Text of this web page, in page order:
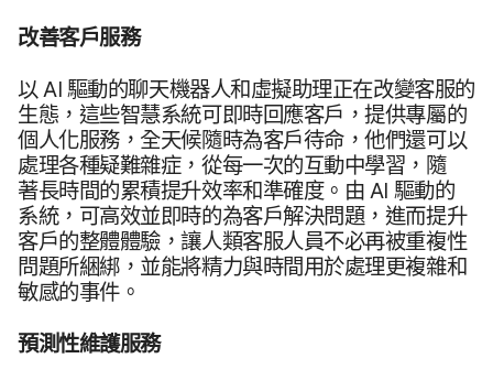
改善​客戶​服務
以 AI 驅動​的​聊天​機器​人​和​虛擬助理正在​改變​客服​的​
生態，​這些​智慧​系統​可​即​時​回​應​客戶，​提供​專屬​的​
個人化​服務，​全​天​候隨時​為​客戶​待命，​他們​還​可以​
處理​各​種​疑難​雜症，​從​每​一​次​的​互動​中​學習，​隨​
著長​時間​的​累積​提升​效率​和​準確度。​由 AI 驅動​的​
系統，​可​高效​並​即時​的​為客戶​解決​問題，​進而​提升​
客戶​的​整體​體驗，​讓​人​類​客服​人員​不​必​再​被​重複性​
問題​所​綑綁，​並​能​將​精力​與​時間​用於​處理​更​複雜​和​
敏感​的​事件。
預測性​維護​服務